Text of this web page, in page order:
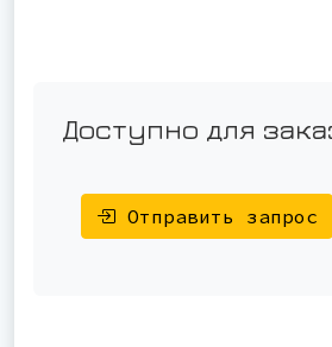
Доступно для
Отправить запрос